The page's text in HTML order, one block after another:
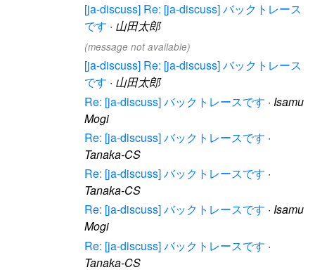
[ja-discuss] Re: [ja-discuss] バックトレース
です · 山田太郎
(message not available)
[ja-discuss] Re: [ja-discuss] バックトレース
です · 山田太郎
Re: [ja-discuss] バックトレースです · Isamu
Mogi
Re: [ja-discuss] バックトレースです ·
Tanaka-CS
Re: [ja-discuss] バックトレースです ·
Tanaka-CS
Re: [ja-discuss] バックトレースです · Isamu
Mogi
Re: [ja-discuss] バックトレースです ·
Tanaka-CS